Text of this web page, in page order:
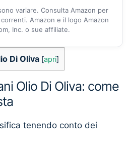
variare. Consulta Amazon per
Amazon e il logo Amazon
Inc. o sue affiliate.
Di Oliva [apri]
Olio Di Oliva: come
tenendo conto dei